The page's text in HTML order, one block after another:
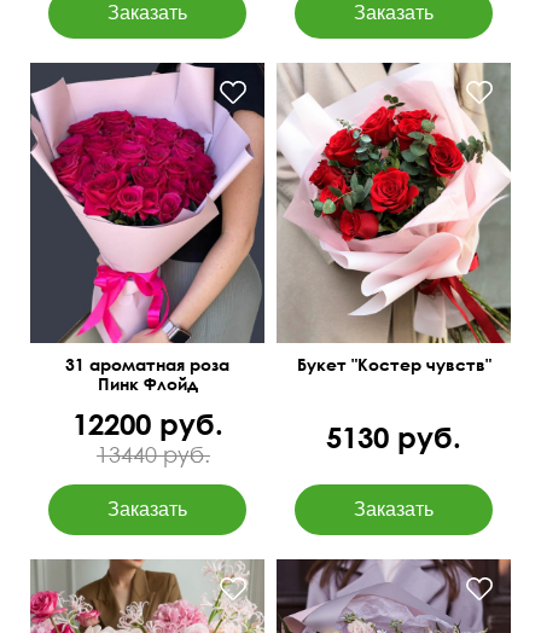
55 см 40 см
31 ароматная роза
Пинк Флойд
12200 руб.
13440 руб.
Розы и эвкалипт baby blue
Букет "Костер чувств"
5130 руб.